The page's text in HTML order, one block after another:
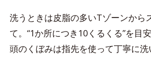
洗うときは皮脂の多いTゾーンから
て。“1か所につき10くるくる”を目
頭のくぼみは指先を使って丁寧に洗